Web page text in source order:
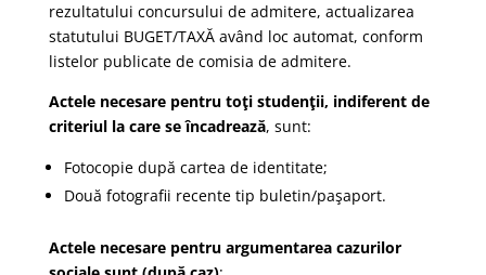
rezultatului concursului de admitere, actualizarea
statutului BUGET/TAXĂ având loc automat, conform
listelor publicate de comisia de admitere.
Actele necesare pentru toţi studenţii, indiferent de
criteriul la care se încadrează, sunt:
Fotocopie după cartea de identitate;
Două fotografii recente tip buletin/paşaport.
Actele necesare pentru argumentarea cazurilor